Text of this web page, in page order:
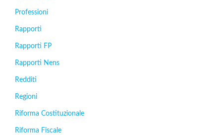
Professioni
Rapporti
Rapporti FP
Rapporti Nens
Redditi
Regioni
Riforma Costituzionale
Riforma Fiscale